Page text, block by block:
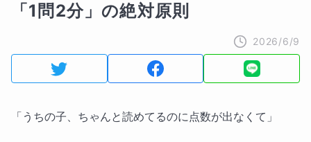
「1問2分」の絶対原則
2026/6/9
「うちの子、ちゃんと読めてるのに点数が出なくて」